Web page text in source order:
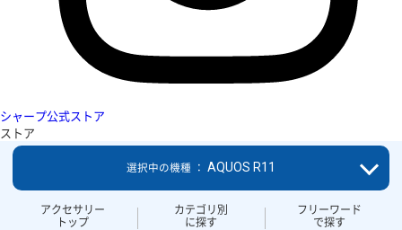
シャープ公式ストア
ストア
アクセサリー
トップ
カテゴリ別
に探す
フリーワード
で探す
選択中の機種 ： AQUOS R11